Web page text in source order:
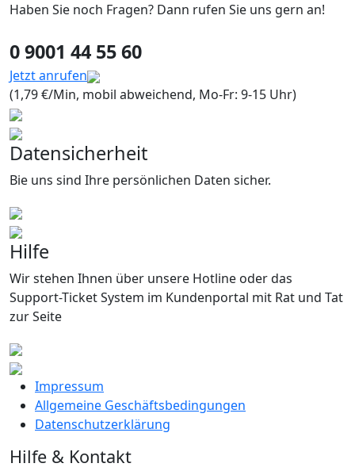
Haben Sie noch Fragen? Dann rufen Sie uns gern an!
0 9001 44 55 60
Jetzt anrufen
(1,79 €/Min, mobil abweichend, Mo-Fr: 9-15 Uhr)
Datensicherheit
Bie uns sind Ihre persönlichen Daten sicher.
Hilfe
Wir stehen Ihnen über unsere Hotline oder das
Support-Ticket System im Kundenportal mit Rat und Tat
zur Seite
Impressum
Allgemeine Geschäftsbedingungen
Datenschutzerklärung
Hilfe & Kontakt